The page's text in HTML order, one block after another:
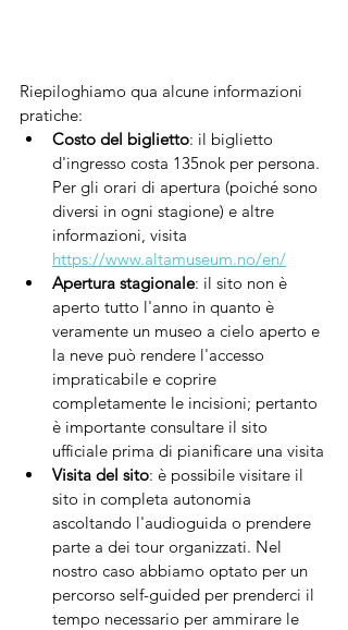
Riepiloghiamo qua alcune informazioni
pratiche:
Costo del biglietto: il biglietto
d'ingresso costa 135nok per persona.
Per gli orari di apertura (poiché sono
diversi in ogni stagione) e altre
informazioni, visita
https://www.altamuseum.no/en/
Apertura stagionale: il sito non è
aperto tutto l'anno in quanto è
veramente un museo a cielo aperto e
la neve può rendere l'accesso
impraticabile e coprire
completamente le incisioni; pertanto
è importante consultare il sito
ufficiale prima di pianificare una visita
Visita del sito: è possibile visitare il
sito in completa autonomia
ascoltando l'audioguida o prendere
parte a dei tour organizzati. Nel
nostro caso abbiamo optato per un
percorso self-guided per prenderci il
tempo necessario per ammirare le